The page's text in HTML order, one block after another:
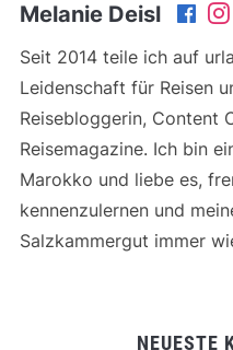
Melanie Deisl
Seit 2014 teile ich auf
Leidenschaft für Reisen
Reisebloggerin, Content
Reisemagazine. Ich bin
Marokko und liebe es,
kennenzulernen und
Salzkammergut immer
NEUESTE